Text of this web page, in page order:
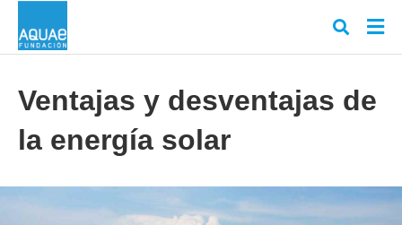
y
Ventajas y desventajas de
la energía solar